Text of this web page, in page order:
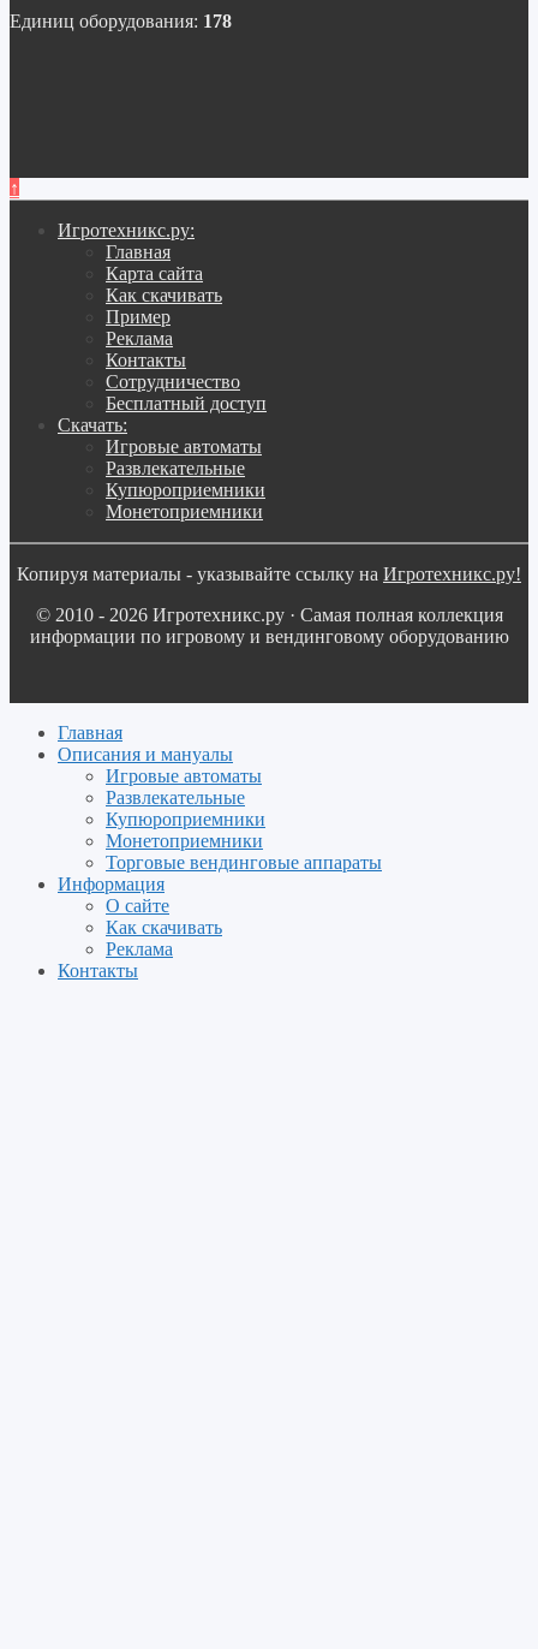
Единиц оборудования: 178
↑
Игротехникс.ру:
Главная
Карта сайта
Как скачивать
Пример
Реклама
Контакты
Сотрудничество
Бесплатный доступ
Скачать:
Игровые автоматы
Развлекательные
Купюроприемники
Монетоприемники
Копируя материалы - указывайте ссылку на Игротехникс.ру!
© 2010 - 2026 Игротехникс.ру · Самая полная коллекция
информации по игровому и вендинговому оборудованию
Главная
Описания и мануалы
Игровые автоматы
Развлекательные
Купюроприемники
Монетоприемники
Торговые вендинговые аппараты
Информация
О сайте
Как скачивать
Реклама
Контакты